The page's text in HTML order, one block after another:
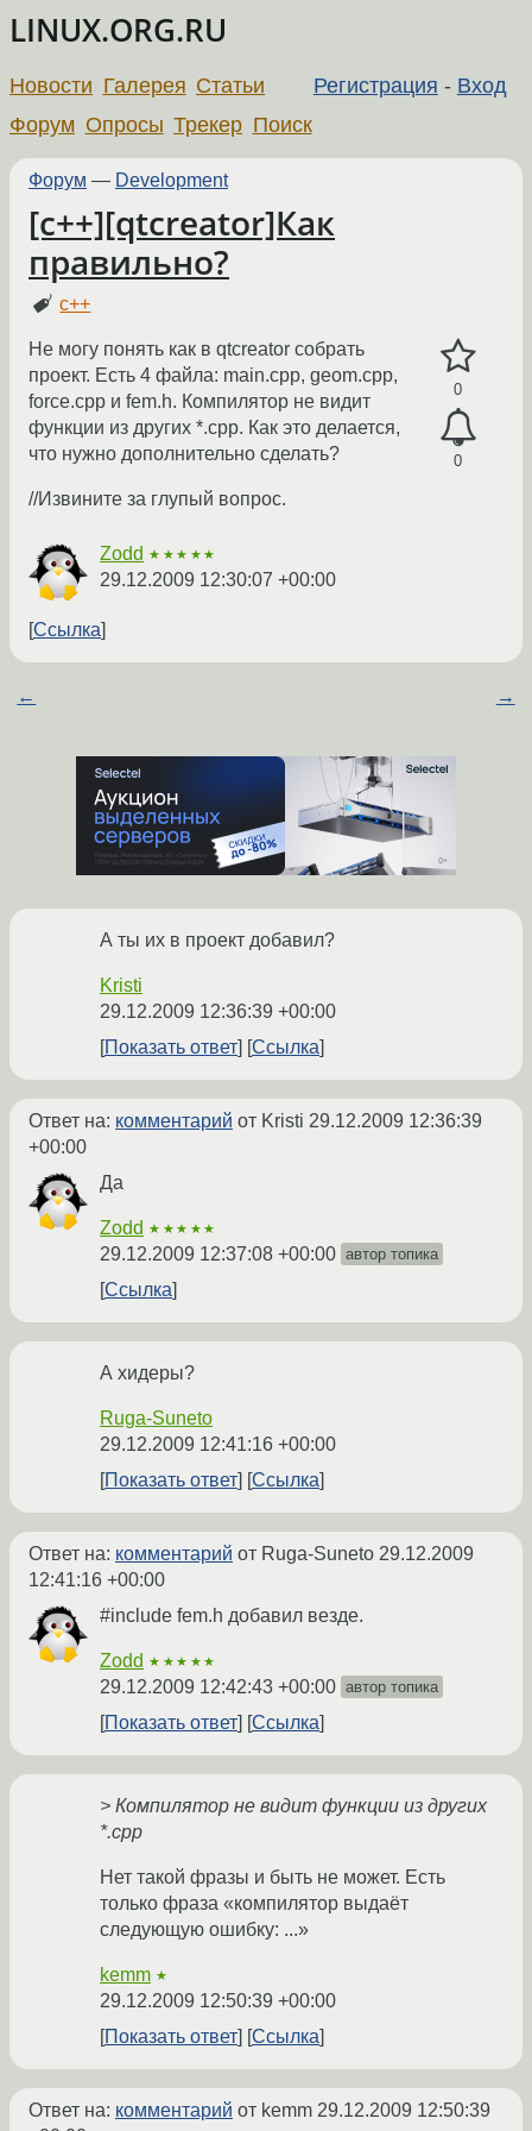
LINUX.ORG.RU
Регистрация - Вход
Новости Галерея Статьи
Форум Опросы Трекер Поиск
Форум — Development
[c++][qtcreator]Как
правильно?
c++
0
0
Не могу понять как в qtcreator собрать
проект. Есть 4 файла: main.cpp, geom.cpp,
force.cpp и fem.h. Компилятор не видит
функции из других *.cpp. Как это делается,
что нужно дополнительно сделать?
//Извините за глупый вопрос.
Zodd ★★★★★
29.12.2009 12:30:07 +00:00
Ссылка
← →
А ты их в проект добавил?
Kristi
29.12.2009 12:36:39 +00:00
Показать ответ
Ссылка
Ответ на: комментарий от Kristi 29.12.2009 12:36:39
+00:00
Да
Zodd ★★★★★
29.12.2009 12:37:08 +00:00 автор топика
Ссылка
А хидеры?
Ruga-Suneto
29.12.2009 12:41:16 +00:00
Показать ответ
Ссылка
Ответ на: комментарий от Ruga-Suneto 29.12.2009
12:41:16 +00:00
#include fem.h добавил везде.
Zodd ★★★★★
29.12.2009 12:42:43 +00:00 автор топика
Показать ответ Ссылка
> Компилятор не видит функции из других
*.cpp
Нет такой фразы и быть не может. Есть
только фраза «компилятор выдаёт
следующую ошибку: ...»
kemm ★
29.12.2009 12:50:39 +00:00
Показать ответ
Ссылка
Ответ на: комментарий от kemm 29.12.2009 12:50:39